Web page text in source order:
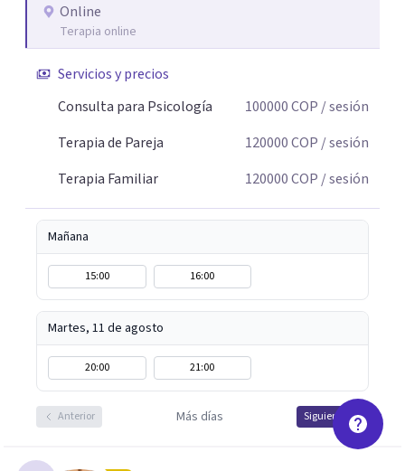
humana. A través del análisis y la reflexión conjunta,
buscamos identificar aquello que genera malestar o
historia personal, familiar o de pareja y promover
cambios que favorezcan el bienestar emocional y
comprenderse, transformarse y construir relaciones más
conscientes y saludables. Te espero para acompañarte en
Online
Terapia online
Servicios y precios
Consulta para Psicología
100000COP / sesión
Terapia de Pareja
120000COP / sesión
Terapia Familiar
120000COP / sesión
Mañana
15:00 16:00
Martes, 11 de agosto
20:00 21:00
Anterior Más días Siguiente